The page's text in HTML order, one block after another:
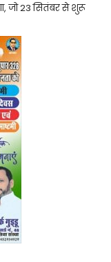
जो 23 सितंबर से शुरू